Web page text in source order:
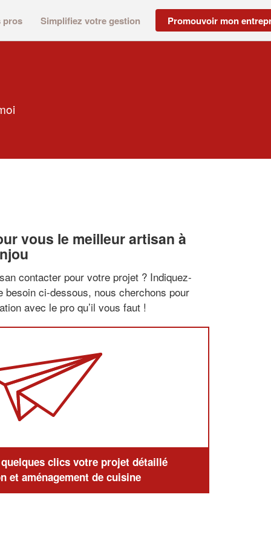
pros Simplifiez votre gestion Promouvoir mon
vous le meilleur artisan à
contacter pour votre projet ? Indiquez-
besoin ci-dessous, nous cherchons pour
avec le pro qu’il vous faut !
clics votre projet détaillé
et aménagement de cuisine